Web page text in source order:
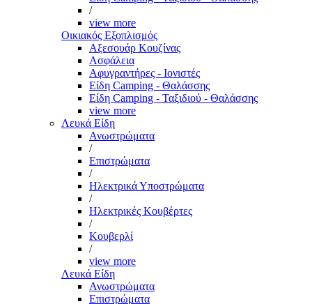
/
view more
Οικιακός Εξοπλισμός
Αξεσουάρ Κουζίνας
Ασφάλεια
Αφυγραντήρες - Ιονιστές
Είδη Camping - Θαλάσσης
Είδη Camping - Ταξιδιού - Θαλάσσης
view more
Λευκά Είδη
Ανωστρώματα
/
Επιστρώματα
/
Ηλεκτρικά Υποστρώματα
/
Ηλεκτρικές Κουβέρτες
/
Κουβερλί
/
view more
Λευκά Είδη
Ανωστρώματα
Επιστρώματα